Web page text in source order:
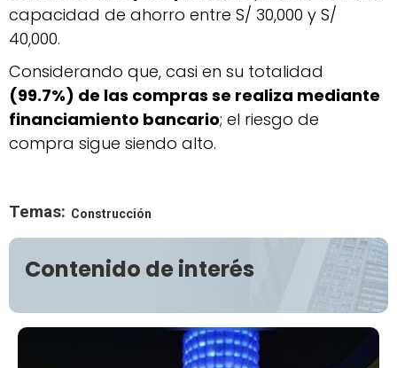
capacidad de ahorro entre S/ 30,000 y S/
40,000.
Considerando que, casi en su totalidad
(99.7%) de las compras se realiza mediante
financiamiento bancario; el riesgo de
compra sigue siendo alto.
Temas: Construcción
Contenido de interés